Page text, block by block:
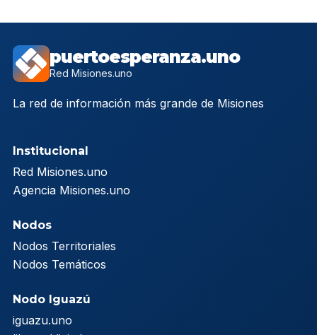
puertoesperanza.uno
Red Misiones.uno
La red de información más grande de Misiones
Institucional
Red Misiones.uno
Agencia Misiones.uno
Nodos
Nodos Territoriales
Nodos Temáticos
Nodo Iguazú
iguazu.uno